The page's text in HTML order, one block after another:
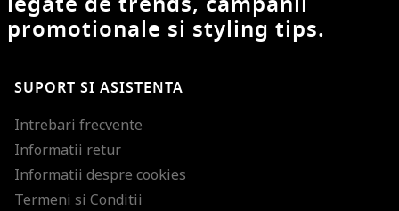
promotionale si styling tips.
SUPORT SI ASISTENTA
Intrebari frecvente
Informatii retur
Informatii despre cookies
Termeni si Conditii